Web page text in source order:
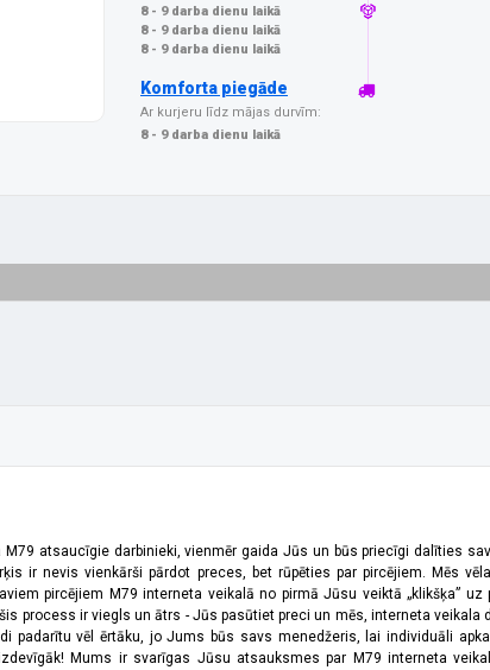
8 - 9 darba dienu laikā
8 - 9 darba dienu laikā
8 - 9 darba dienu laikā
Komforta piegāde
Ar kurjeru līdz mājas durvīm:
8 - 9 darba dienu laikā
atsaucīgie darbinieki, vienmēr gaida Jūs un būs priecīgi dalīties
ir nevis vienkārši pārdot preces, bet rūpēties par pircējiem. Mēs
pircējiem M79 interneta veikalā no pirmā Jūsu veiktā „klikšķa”
process ir viegls un ātrs - Jūs pasūtiet preci un mēs, interneta
padarītu vēl ērtāku, jo Jums būs savs menedžeris, lai individuāli
Mums ir svarīgas Jūsu atsauksmes par M79 interneta